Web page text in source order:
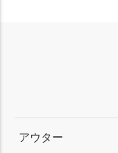
アウター